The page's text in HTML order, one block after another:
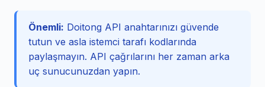
Önemli: Doitong API anahtarınızı güvende
tutun ve asla istemci tarafı kodlarında
paylaşmayın. API çağrılarını her zaman arka
uç sunucunuzdan yapın.